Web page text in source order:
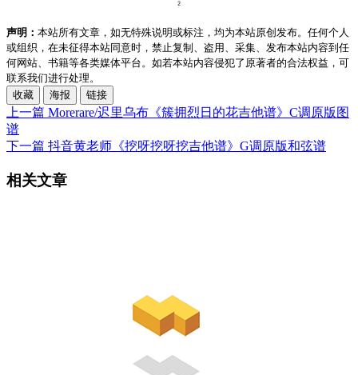
声明： 本站所有文章，如无特殊说明或标注，均为本站原创发布。任何个人
或组织，在未征得本站同意时，禁止复制、盗用、采集、发布本站内容到任
何网站、书籍等各类媒体平台。如若本站内容侵犯了原著者的合法权益，可
联系我们进行处理。
收藏
海报 链接
上一篇 Morerare/迟里乌布《簇拥烈日的花吉他谱》C调原版图
谱
下一篇 抖音黄老师《挖呀挖呀挖吉他谱》G调原版和弦谱
相关文章